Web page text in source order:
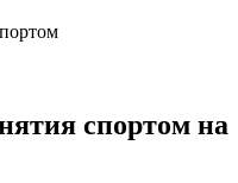
спортом на